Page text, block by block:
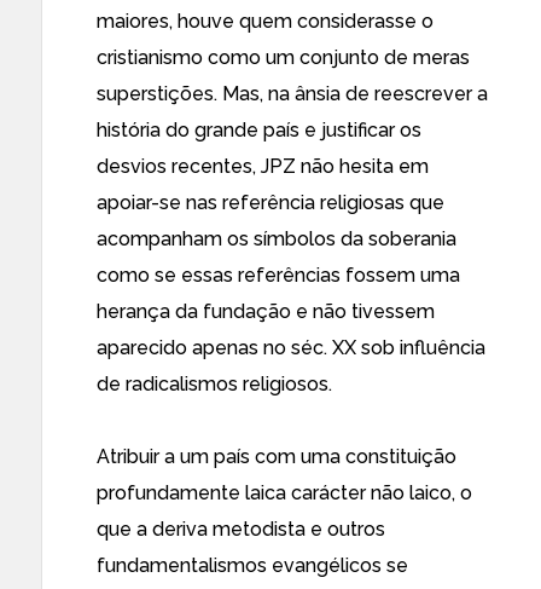
maiores, houve quem considerasse o
cristianismo como um conjunto de meras
superstições. Mas, na ânsia de reescrever a
história do grande país e justificar os
desvios recentes, JPZ não hesita em
apoiar-se nas referência religiosas que
acompanham os símbolos da soberania
como se essas referências fossem uma
herança da fundação e não tivessem
aparecido apenas no séc. XX sob influência
de radicalismos religiosos.
Atribuir a um país com uma constituição
profundamente laica carácter não laico, o
que a deriva metodista e outros
fundamentalismos evangélicos se